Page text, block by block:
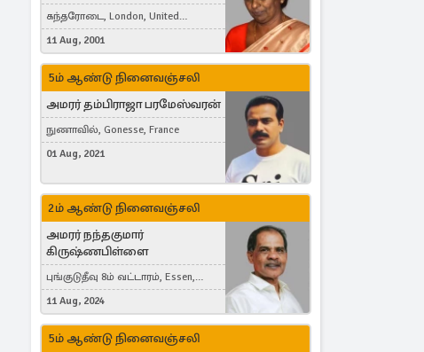
கந்தரோடை, London, United
Kingdom
11 Aug, 2001
5ம் ஆண்டு நினைவஞ்சலி
அமரர் தம்பிராஜா பரமேஸ்வரன்
நுணாவில், Gonesse, France
01 Aug, 2021
2ம் ஆண்டு நினைவஞ்சலி
அமரர் நந்தகுமார்
கிருஷ்ணபிள்ளை
புங்குடுதீவு 8ம் வட்டாரம், Essen,
Germany
11 Aug, 2024
5ம் ஆண்டு நினைவஞ்சலி